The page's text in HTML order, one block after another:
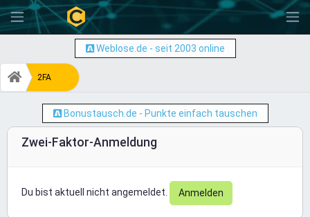
-
Weblose.de - seit 2003 online
2FA
Bonustausch.de - Punkte einfach tauschen
Zwei-Faktor-Anmeldung
Du bist aktuell nicht angemeldet. Anmelden